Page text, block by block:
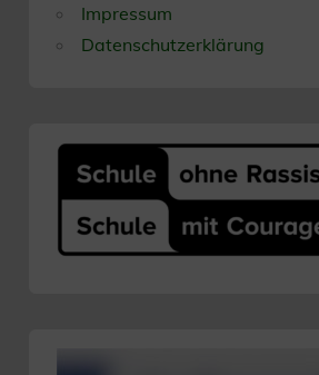
Impressum
Datenschutzerklärung